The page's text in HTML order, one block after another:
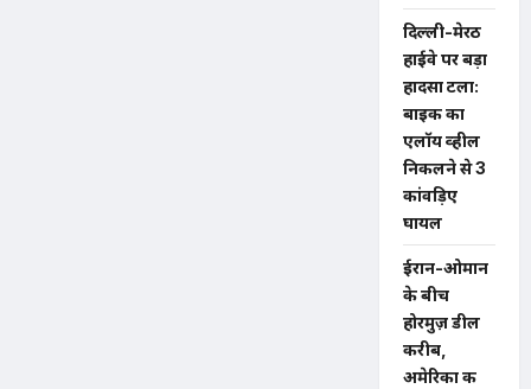
दिल्ली-मेरठ
हाईवे पर बड़ा
हादसा टला:
बाइक का
एलॉय व्हील
निकलने से 3
कांवड़िए
घायल
ईरान-ओमान
के बीच
होरमुज़ डील
करीब,
अमेरिका की